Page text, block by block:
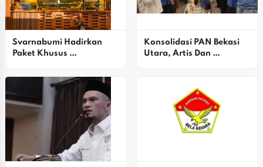
Svarnabumi Hadirkan
Paket Khusus
Wujudkan Momen
Berharga Di Bekasi
Konsolidasi PAN Bekasi
Utara, Artis Dan